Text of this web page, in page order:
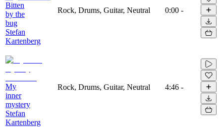
Bitten
by the
bug
Stefan
Kartenberg
Rock, Drums, Guitar, Neutral 0:00 -
My
inner
mystery
Stefan
Kartenberg
Rock, Drums, Guitar, Neutral 4:46 -